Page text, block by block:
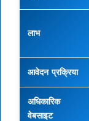
लाभ
आवेदन प्रक्रिया
अधिकारिक
वेबसाइट